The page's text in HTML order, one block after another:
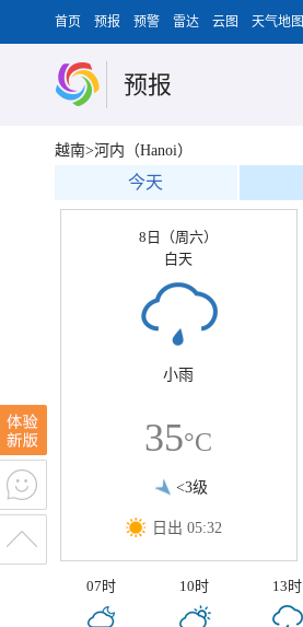
首页 预报 预警 雷达 云图 天气地图
预报
越南>河内（Hanoi）
今天
8日（周六）
白天
小雨
35°C
<3级
日出 05:32
07时 10时 13时